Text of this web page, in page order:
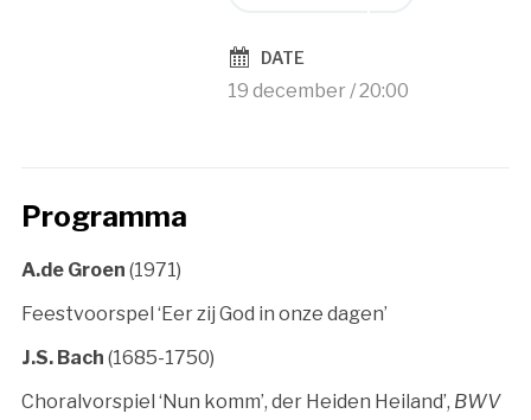
DATE
19 december / 20:00
Programma
A.de Groen (1971)
Feestvoorspel ‘Eer zij God in onze dagen’
J.S. Bach (1685-1750)
Choralvorspiel ‘Nun komm’, der Heiden Heiland’, BWV